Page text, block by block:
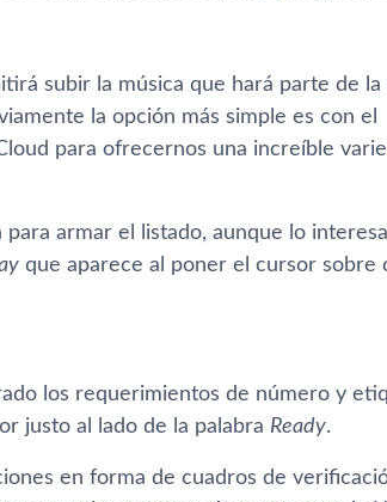
subir la música que hará parte de la
la opción más simple es con el
para ofrecernos una increí­ble
armar el listado, aunque lo
que aparece al poner el cursor sobre
los requerimientos de número y
justo al lado de la palabra Ready.
en forma de cuadros de